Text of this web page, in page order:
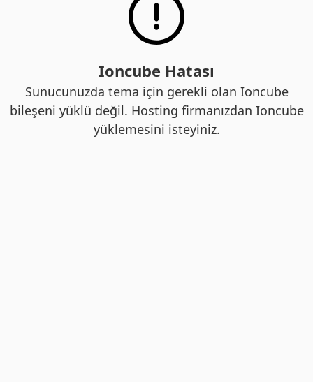
Ioncube Hatası
Sunucunuzda tema için gerekli olan Ioncube
bileşeni yüklü değil. Hosting firmanızdan Ioncube
yüklemesini isteyiniz.